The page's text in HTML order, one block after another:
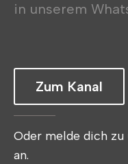
in unserem
Zum Kanal
Oder melde dich
an.